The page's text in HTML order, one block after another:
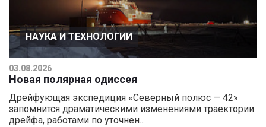
НАУКА И ТЕХНОЛОГИИ
03.08.2026
Новая полярная одиссея
Дрейфующая экспедиция «Северный полюс — 42»
запомнится драматическими изменениями траектории
дрейфа, работами по уточнен...